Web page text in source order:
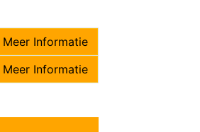
Meer Informatie
Meer Informatie